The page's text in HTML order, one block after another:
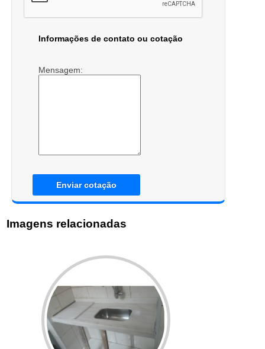
Informações de contato ou cotação
Mensagem:
Enviar cotação
Imagens relacionadas